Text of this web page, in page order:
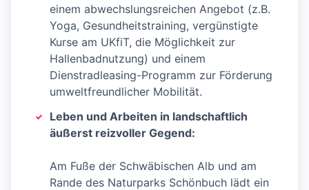
einem abwechslungsreichen Angebot (z.B.
Yoga, Gesundheitstraining, vergünstigte
Kurse am UKfiT, die Möglichkeit zur
Hallenbadnutzung) und einem
Dienstradleasing-Programm zur Förderung
umweltfreundlicher Mobilität.
Leben und Arbeiten in landschaftlich
äußerst reizvoller Gegend:
Am Fuße der Schwäbischen Alb und am
Rande des Naturparks Schönbuch lädt ein